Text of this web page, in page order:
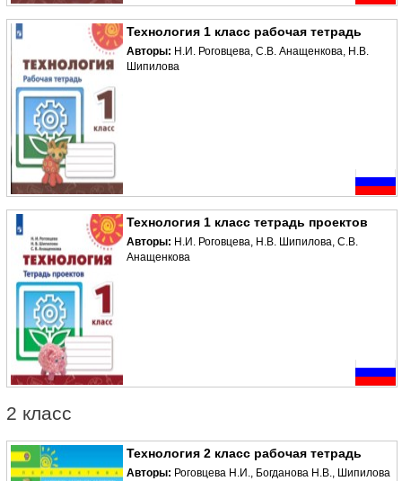
Технология 1 класс рабочая тетрадь
Авторы: Н.И. Роговцева, С.В. Анащенкова, Н.В.
Шипилова
Технология 1 класс тетрадь проектов
Авторы: Н.И. Роговцева, Н.В. Шипилова, С.В.
Анащенкова
2 класс
Технология 2 класс рабочая тетрадь
Авторы: Роговцева Н.И., Богданова Н.В., Шипилова